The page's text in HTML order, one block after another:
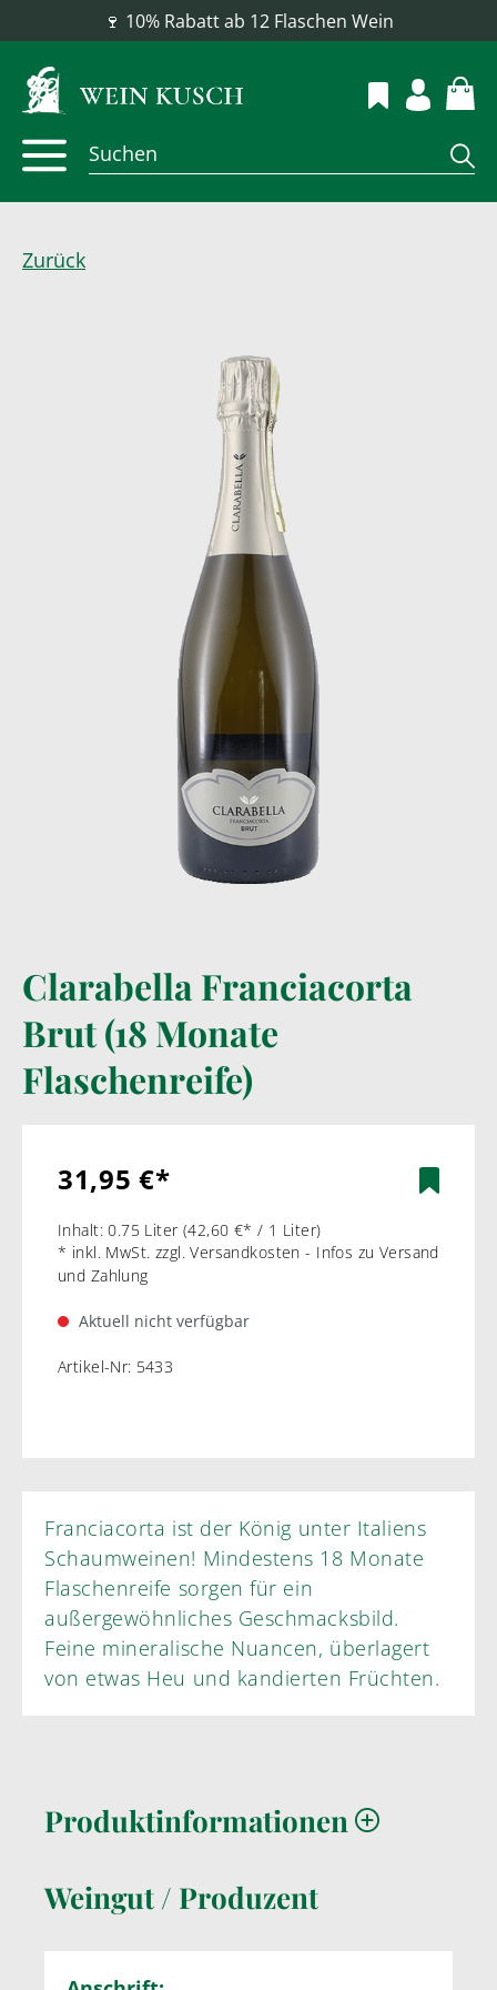
📦 Versandkostenfrei ab 100 €
Zurück
Clarabella Franciacorta
Brut (18 Monate
Flaschenreife)
31,95 €*
Inhalt:0.75 Liter (42,60 €* / 1 Liter)
* inkl. MwSt. zzgl. Versandkosten - Infos zu Versand
und Zahlung
Aktuell nicht verfügbar
Artikel-Nr: 5433
Franciacorta ist der König unter Italiens
Schaumweinen! Mindestens 18 Monate
Flaschenreife sorgen für ein
außergewöhnliches Geschmacksbild.
Feine mineralische Nuancen, überlagert
von etwas Heu und kandierten Früchten.
Produktinformationen
Weingut / Produzent